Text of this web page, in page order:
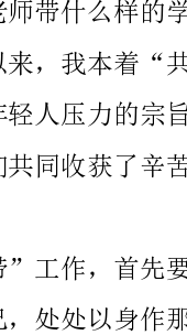
力，把工作、学校放在第一位，三年级的“奇思妙想”的展板给每
我觉得：要想做好“传、帮、带”工作，首先要做到：言传身
教，率先垂范。我一直严格要求自己，处处以身作那么，起到示范